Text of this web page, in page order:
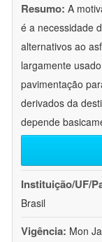
Resumo: A
é a necessidade
alternativos ao
largamente
pavimentação
derivados da
depende
Instituição/UF/
Brasil
Vigência: Mon